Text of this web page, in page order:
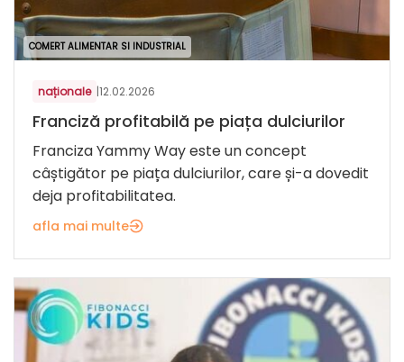
COMERT ALIMENTAR SI INDUSTRIAL
naționale |12.02.2026
Franciză profitabilă pe piața dulciurilor
Franciza Yammy Way este un concept
câștigător pe piața dulciurilor, care și-a dovedit
deja profitabilitatea.
afla mai multe